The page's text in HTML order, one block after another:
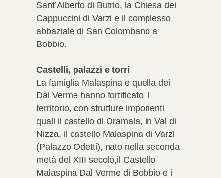
Sant’Alberto di Butrio, la Chiesa dei
Cappuccini di Varzi e il complesso
abbaziale di San Colombano a
Bobbio.
Castelli, palazzi e torri
La famiglia Malaspina e quella dei
Dal Verme hanno fortificato il
territorio, con strutture imponenti
quali il castello di Oramala, in Val di
Nizza, il castello Malaspina di Varzi
(Palazzo Odetti), nato nella seconda
metà del XIII secolo,il Castello
Malaspina Dal Verme di Bobbio e i